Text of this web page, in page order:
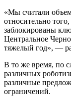
«Мы считали
относительно
заблокированы
Центральное
тяжелый год», —
В то же время, по
различных
различные
ограничений.